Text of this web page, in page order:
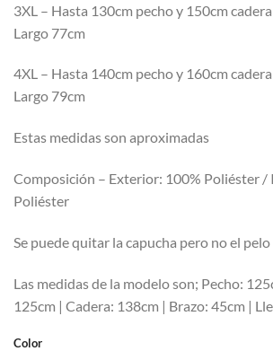
3XL – Hasta 130cm pecho y 150cm
Largo 77cm
4XL – Hasta 140cm pecho y 160cm
Largo 79cm
Estas medidas son aproximadas
Composición – Exterior: 100% Poliéster /
Poliéster
Se puede quitar la capucha pero no el pelo
Las medidas de la modelo son; Pecho:
125cm | Cadera: 138cm | Brazo: 45cm |
Color